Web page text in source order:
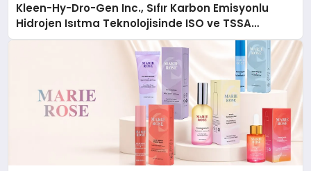
Kleen-Hy-Dro-Gen Inc., Sıfır Karbon Emisyonlu
Hidrojen Isıtma Teknolojisinde ISO ve TSSA
Düzenleyici Onaylarını Aldı